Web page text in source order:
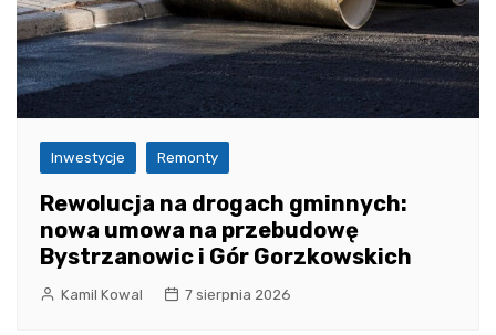
Inwestycje Remonty
Rewolucja na drogach gminnych:
nowa umowa na przebudowę
Bystrzanowic i Gór Gorzkowskich
Kamil Kowal 7 sierpnia 2026